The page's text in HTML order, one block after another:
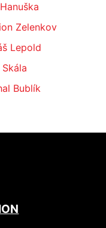
Zelenkov
Lepold
Bublík